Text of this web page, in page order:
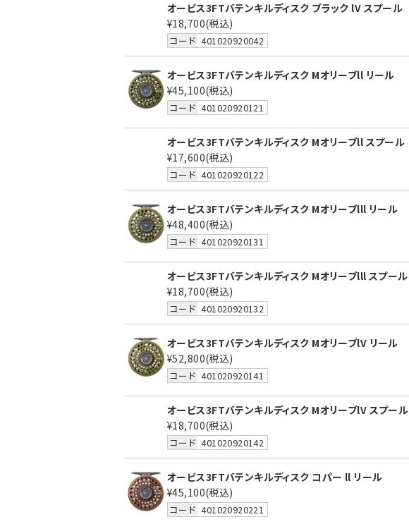
オービス3FTバテンキルディスク ブラック lV スプール
¥18,700(税込)
コード 401020920042
オービス3FTバテンキルディスク Mオリーブll リール
¥45,100(税込)
コード 401020920121
オービス3FTバテンキルディスク Mオリーブll スプール
¥17,600(税込)
コード 401020920122
オービス3FTバテンキルディスク Mオリーブlll リール
¥48,400(税込)
コード 401020920131
オービス3FTバテンキルディスク Mオリーブlll スプール
¥18,700(税込)
コード 401020920132
オービス3FTバテンキルディスク MオリーブlV リール
¥52,800(税込)
コード 401020920141
オービス3FTバテンキルディスク MオリーブlV スプール
¥18,700(税込)
コード 401020920142
オービス3FTバテンキルディスク コパー ll リール
¥45,100(税込)
コード 401020920221